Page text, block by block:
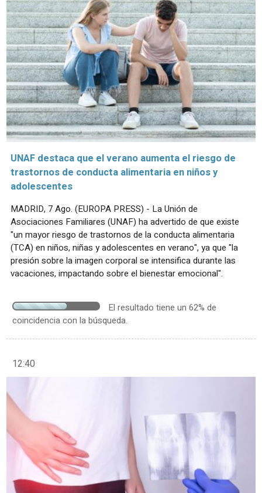
UNAF destaca que el verano aumenta el riesgo de
trastornos de conducta alimentaria en niños y
adolescentes
MADRID, 7 Ago. (EUROPA PRESS) - La Unión de
Asociaciones Familiares (UNAF) ha advertido de que existe
"un mayor riesgo de trastornos de la conducta alimentaria
(TCA) en niños, niñas y adolescentes en verano", ya que "la
presión sobre la imagen corporal se intensifica durante las
vacaciones, impactando sobre el bienestar emocional".
El resultado tiene un 62% de
coincidencia con la búsqueda.
12:40